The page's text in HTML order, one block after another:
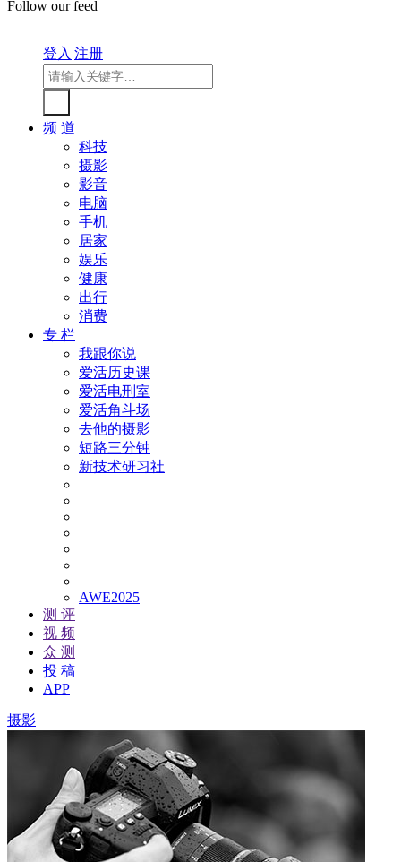
Follow our feed
登入|注册
频 道
科技
摄影
影音
电脑
手机
居家
娱乐
健康
出行
消费
专 栏
我跟你说
爱活历史课
爱活电刑室
爱活角斗场
去他的摄影
短路三分钟
新技术研习社
AWE2025
测 评
视 频
众 测
投 稿
APP
摄影